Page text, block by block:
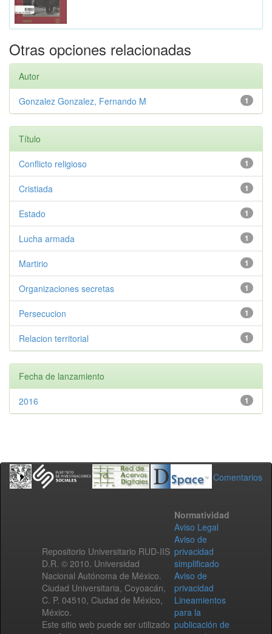
Otras opciones relacionadas
Autor
1
Gonzalez Gonzalez, Fernando M
Título
1
Conflicto religioso
1
Cristiada
1
Estado
1
Lucha armada
1
Martirio
1
Organizaciones secretas
1
Persecucion
1
Relacion territorial
Fecha de lanzamiento
1
2016
Comentarios
Repositorio Universitario RUD-IIS
D.R. © 2010. Universidad
Nacional Autónoma de México.
Ciudad Universitaria, Coyoacán,
C. P. 04510, Ciudad de México,
México.
Este sitio web puede ser utilizado
Normatividad
Aviso Legal
Aviso de
privacidad
simplificado
Aviso de
privacidad
Lineamientos
para la
publicación de